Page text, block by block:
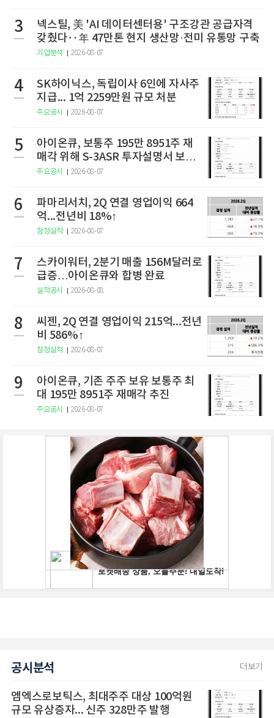
3
넥스틸, 美 'AI 데이터센터용' 구조강관 공급자격
갖췄다‥年 47만톤 현지 생산망·전미 유통망 구축
기업분석 2026-08-07
4
SK하이닉스, 독립이사 6인에 자사주
지급... 1억 2259만원 규모 처분
주요공시 2026-08-07
5
아이온큐, 보통주 195만 8951주 재
매각 위해 S-3ASR 투자설명서 보충
서 제출
주요공시 2026-08-07
6
파마리서치, 2Q 연결 영업이익 664
억...전년비 18%↑
잠정실적 2026-08-07
7
스카이워터, 2분기 매출 156M달러로
급증…아이온큐와 합병 완료
실적공시 2026-08-08
8
씨젠, 2Q 연결 영업이익 215억...전년
비 586%↑
잠정실적 2026-08-07
9
아이온큐, 기존 주주 보유 보통주 최
대 195만 8951주 재매각 추진
주요공시 2026-08-07
공시분석 더보기
엠엑스로보틱스, 최대주주 대상 100억원
규모 유상증자... 신주 328만주 발행